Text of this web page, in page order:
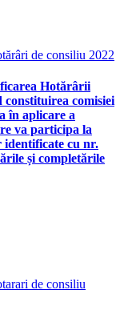
de consiliu 2022
Hotărârii
comisiei
în aplicare a
va participa la
identificate cu nr.
și completările
de consiliu